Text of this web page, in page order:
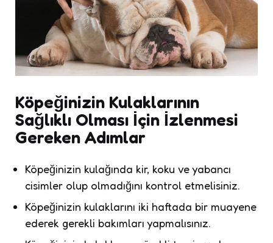
Köpeğinizin Kulaklarının
Sağlıklı Olması İçin İzlenmesi
Gereken Adımlar
Köpeğinizin kulağında kir, koku ve yabancı
cisimler olup olmadığını kontrol etmelisiniz.
Köpeğinizin kulaklarını iki haftada bir muayene
ederek gerekli bakımları yapmalısınız.